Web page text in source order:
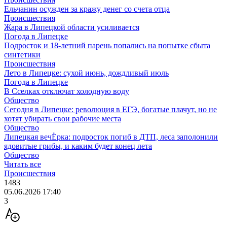
Ельчанин осужден за кражу денег со счета отца
Происшествия
Жара в Липецкой области усиливается
Погода в Липецке
Подросток и 18-летний парень попались на попытке сбыта
синтетики
Происшествия
Лето в Липецке: сухой июнь, дождливый июль
Погода в Липецке
В Сселках отключат холодную воду
Общество
Сегодня в Липецке: революция в ЕГЭ, богатые плачут, но не
хотят убирать свои рабочие места
Общество
Липецкая вечЁрка: подросток погиб в ДТП, леса заполонили
ядовитые грибы, и каким будет конец лета
Общество
Читать все
Происшествия
1483
05.06.2026 17:40
3